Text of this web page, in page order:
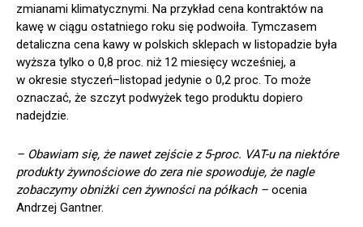
zmianami klimatycznymi. Na przykład cena kontraktów na
kawę w ciągu ostatniego roku się podwoiła. Tymczasem
detaliczna cena kawy w polskich sklepach w listopadzie była
wyższa tylko o 0,8 proc. niż 12 miesięcy wcześniej, a
w okresie styczeń–listopad jedynie o 0,2 proc. To może
oznaczać, że szczyt podwyżek tego produktu dopiero
nadejdzie.
– Obawiam się, że nawet zejście z 5-proc. VAT-u na niektóre
produkty żywnościowe do zera nie spowoduje, że nagle
zobaczymy obniżki cen żywności na półkach – ocenia
Andrzej Gantner.